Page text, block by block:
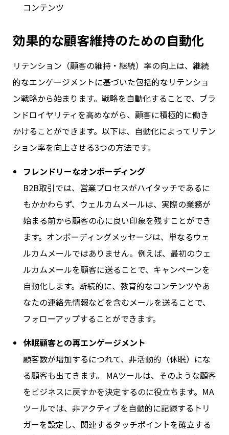
コンテンツ
効果的な顧客維持のための自動化
リテンション（顧客の維持・継続）率の向上は、継続
的なエンゲージメントに基づいた包括的なリテンショ
ン戦略から始まります。戦略を自動化することで、ブラ
ンドロイヤリティを高めながら、顧客に積極的に働き
かけることができます。以下は、自動化によってリテン
ション率を向上させる3つの方法です。
フレンドリーなオンボーディング
B2B取引では、営業プロセスがハイタッチであるに
もかかわらず、ウェルカムメールは、実際の業務が
始まる前から顧客の心に良い印象を残すことができ
ます。オンボーディングメッセージは、単なるウェ
ルカムメールではありません。例えば、最初のウェ
ルカムメールを顧客に送ることで、キャンペーンを
自動化します。断続的に、教育的なコンテンツやあ
なたの連絡先情報などを含むメールを送ることで、
フォローアップすることができます。
休眠顧客との再エンゲージメント
顧客数が増加するにつれて、非活動的（休眠）にな
る顧客も出てきます。 MAツールは、そのような顧客
をビジネスに戻すかを決定するのに役立ちます。MA
ツールでは、非アクティブを自動的に記録するトリ
ガーを設定し、関連するタッチポイントを確立する